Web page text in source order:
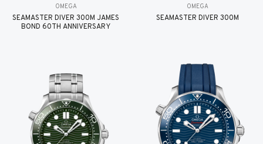
OMEGA
SEAMASTER DIVER 300M JAMES
BOND 60TH ANNIVERSARY
OMEGA
SEAMASTER DIVER 300M